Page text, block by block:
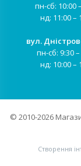
пн-сб: 10:00
нд: 11:00 –
вул.
пн-сб: 9:30
нд: 10:00 –
© 2010-2026
Створення